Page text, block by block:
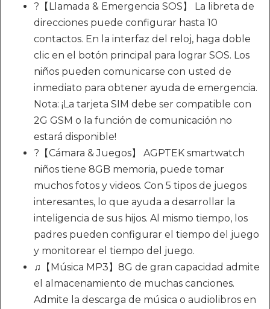
?【Llamada & Emergencia SOS】 La libreta de
direcciones puede configurar hasta 10
contactos. En la interfaz del reloj, haga doble
clic en el botón principal para lograr SOS. Los
niños pueden comunicarse con usted de
inmediato para obtener ayuda de emergencia.
Nota: ¡La tarjeta SIM debe ser compatible con
2G GSM o la función de comunicación no
estará disponible!
?【Cámara & Juegos】 AGPTEK smartwatch
niños tiene 8GB memoria, puede tomar
muchos fotos y videos. Con 5 tipos de juegos
interesantes, lo que ayuda a desarrollar la
inteligencia de sus hijos. Al mismo tiempo, los
padres pueden configurar el tiempo del juego
y monitorear el tiempo del juego.
♫【Música MP3】8G de gran capacidad admite
el almacenamiento de muchas canciones.
Admite la descarga de música o audiolibros en